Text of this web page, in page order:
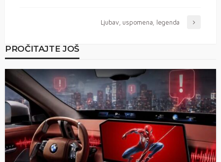
Ljubav, uspomena, legenda
PROČITAJTE JOŠ